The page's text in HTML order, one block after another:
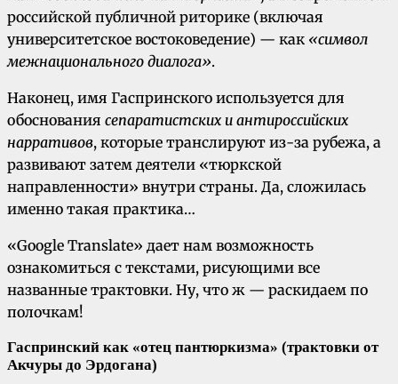
российской публичной риторике (включая
университетское востоковедение) — как «символ
межнационального диалога».
Наконец, имя Гаспринского используется для
обоснования сепаратистских и антироссийских
нарративов, которые транслируют из-за рубежа, а
развивают затем деятели «тюркской
направленности» внутри страны. Да, сложилась
именно такая практика…
«Google Translate» дает нам возможность
ознакомиться с текстами, рисующими все
названные трактовки. Ну, что ж — раскидаем по
полочкам!
Гаспринский как «отец пантюркизма» (трактовки от
Акчуры до Эрдогана)